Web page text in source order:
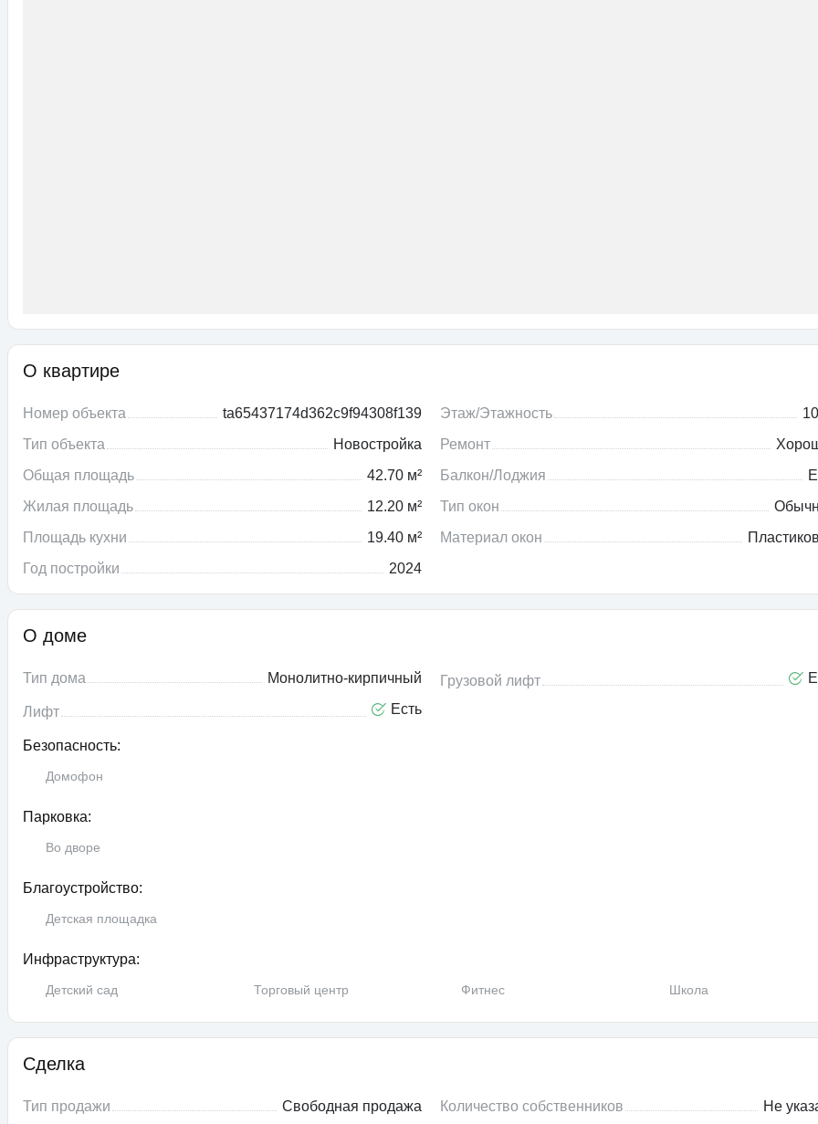
О квартире
Номер объекта
ta65437174d362c9f94308f139
Тип объекта
Новостройка
Общая площадь
42.70 м²
Жилая площадь
12.20 м²
Площадь кухни
19.40 м²
Год постройки
2024
Этаж/Этажность
Ремонт
Балкон/Лоджия
Тип окон
Материал окон
О доме
Тип дома Монолитно-кирпичный
Лифт Есть
Грузовой лифт
Безопасность:
Домофон
Парковка:
Во дворе
Благоустройство:
Детская площадка
Инфраструктура:
Детский сад Торговый центр Фитнес Школа
Сделка
Тип продажи
Свободная продажа
Количество собственников
Не